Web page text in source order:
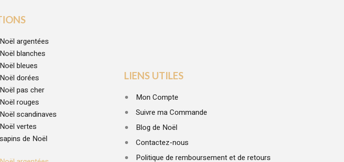
argentées
blanches
bleues
dorées
pas cher
rouges
scandinaves
vertes
de Noël
LIENS UTILES
Mon Compte
Suivre ma Commande
Blog de Noël
Contactez-nous
Politique de remboursement et de retours